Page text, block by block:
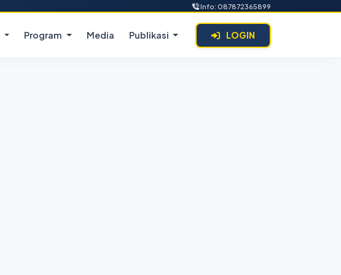
Info: 087872365899
Program Media Publikasi LOGIN